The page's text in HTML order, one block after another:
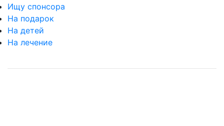
Ищу спонсора
На подарок
На детей
На лечение